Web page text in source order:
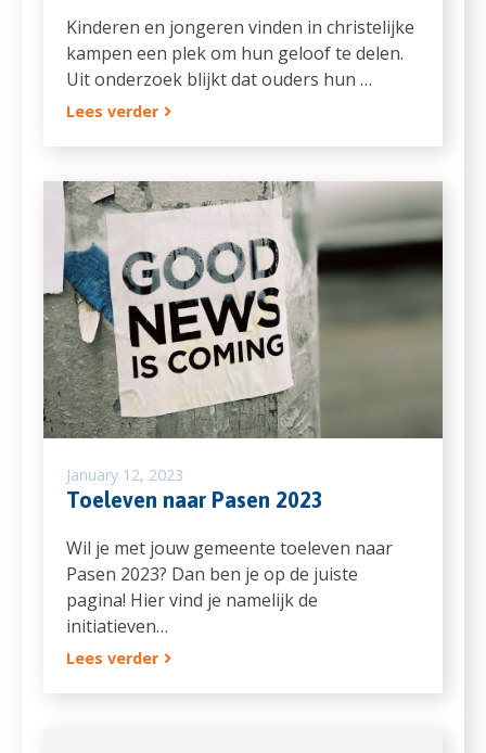
Kinderen en jongeren vinden in christelijke
kampen een plek om hun geloof te delen.
Uit onderzoek blijkt dat ouders hun …
Lees verder
January 12, 2023
Toeleven naar Pasen 2023
Wil je met jouw gemeente toeleven naar
Pasen 2023? Dan ben je op de juiste
pagina! Hier vind je namelijk de
initiatieven…
Lees verder